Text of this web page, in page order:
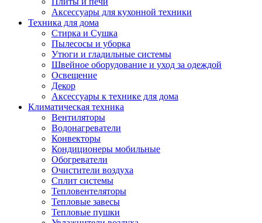
Аксессуары для кухонной техники
Техника для дома
Стирка и Сушка
Пылесосы и уборка
Утюги и гладильные системы
Швейное оборудование и уход за одеждой
Освещение
Декор
Аксессуары к технике для дома
Климатическая техника
Вентиляторы
Водонагреватели
Конвекторы
Кондиционеры мобильные
Обогреватели
Очистители воздуха
Сплит системы
Тепловентеляторы
Тепловые завесы
Тепловые пушки